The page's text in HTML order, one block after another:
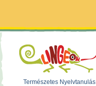
Természetes Nyelvtanulás